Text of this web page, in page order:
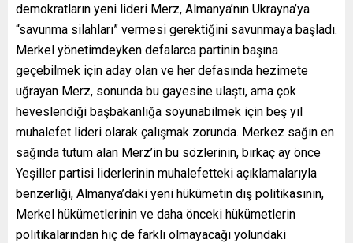
demokratların yeni lideri Merz, Almanya’nın Ukrayna’ya
“savunma silahları” vermesi gerektiğini savunmaya başladı.
Merkel yönetimdeyken defalarca partinin başına
geçebilmek için aday olan ve her defasında hezimete
uğrayan Merz, sonunda bu gayesine ulaştı, ama çok
heveslendiği başbakanlığa soyunabilmek için beş yıl
muhalefet lideri olarak çalışmak zorunda. Merkez sağın en
sağında tutum alan Merz’in bu sözlerinin, birkaç ay önce
Yeşiller partisi liderlerinin muhalefetteki açıklamalarıyla
benzerliği, Almanya’daki yeni hükümetin dış politikasının,
Merkel hükümetlerinin ve daha önceki hükümetlerin
politikalarından hiç de farklı olmayacağı yolundaki